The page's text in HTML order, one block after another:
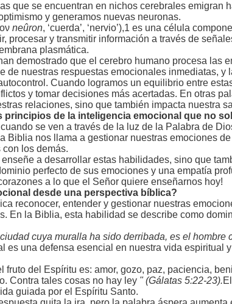
que se encuentran en nichos cerebrales emigran
y generamos nuevas neuronas.
neûron, ‘cuerda’, ‘nervio’),1 es una célula
procesar y transmitir información a través de
plasmática.
demostrado que el cerebro humano procesa las
de nuestras respuestas emocionales inmediatas, y
Cuando logramos un equilibrio entre
y tomar decisiones más acertadas. En otras
relaciones, sino que también impacta nuestra
principios de la inteligencia emocional que no
cuando se ven a través de la luz de la Palabra de
Biblia nos llama a gestionar nuestras emociones
los demás.
a desarrollar estas habilidades, sino que
perfecto de sus emociones y una empatía
a lo que el Señor quiere enseñarnos hoy!
desde una perspectiva bíblica?
reconocer, entender y gestionar nuestras
En la Biblia, esta habilidad se describe como
cuya muralla ha sido derribada, es el hombre
es una defensa esencial en nuestra vida espiritual
fruto del Espíritu es: amor, gozo, paz, paciencia,
Contra tales cosas no hay ley " (Gálatas 5:22-23).
guiada por el Espíritu Santo.